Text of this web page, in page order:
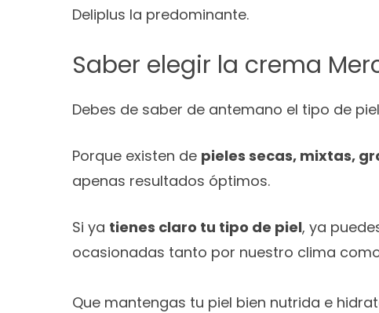
Deliplus la predominante.
Saber elegir la crema
Debes de saber de antemano el tipo de
Porque existen de pieles secas, mixtas,
apenas resultados óptimos.
Si ya tienes claro tu tipo de piel, ya
ocasionadas tanto por nuestro clima
Que mantengas tu piel bien nutrida e